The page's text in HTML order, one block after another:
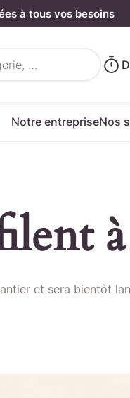
à tous vos besoins
Notre entrepriseNos
et sera bientôt